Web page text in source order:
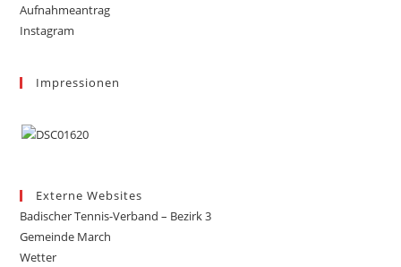
Aufnahmeantrag
Instagram
Impressionen
Externe Websites
Badischer Tennis-Verband – Bezirk 3
Gemeinde March
Wetter